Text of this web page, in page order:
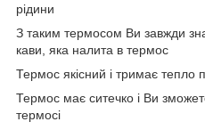
рідини
З таким термосом Ви завжди
кави, яка налита в термос
Термос якісний і тримає тепло
Термос має ситечко і Ви
термосі